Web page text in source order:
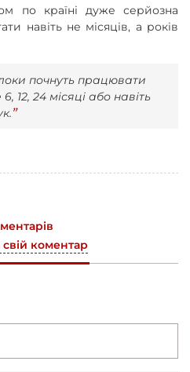
по країні дуже серйозна
навіть не місяців, а років
почнуть працювати
12, 24 місяці або навіть
коментар